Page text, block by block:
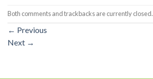
Both comments and trackbacks are currently closed.
← Previous
Next →